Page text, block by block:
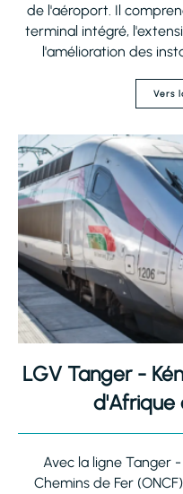
de l'aéroport. Il
terminal intégré,
l'amélioration des
Vers
LGV Tanger -
d'Afrique
Avec la ligne Tanger
Chemins de Fer